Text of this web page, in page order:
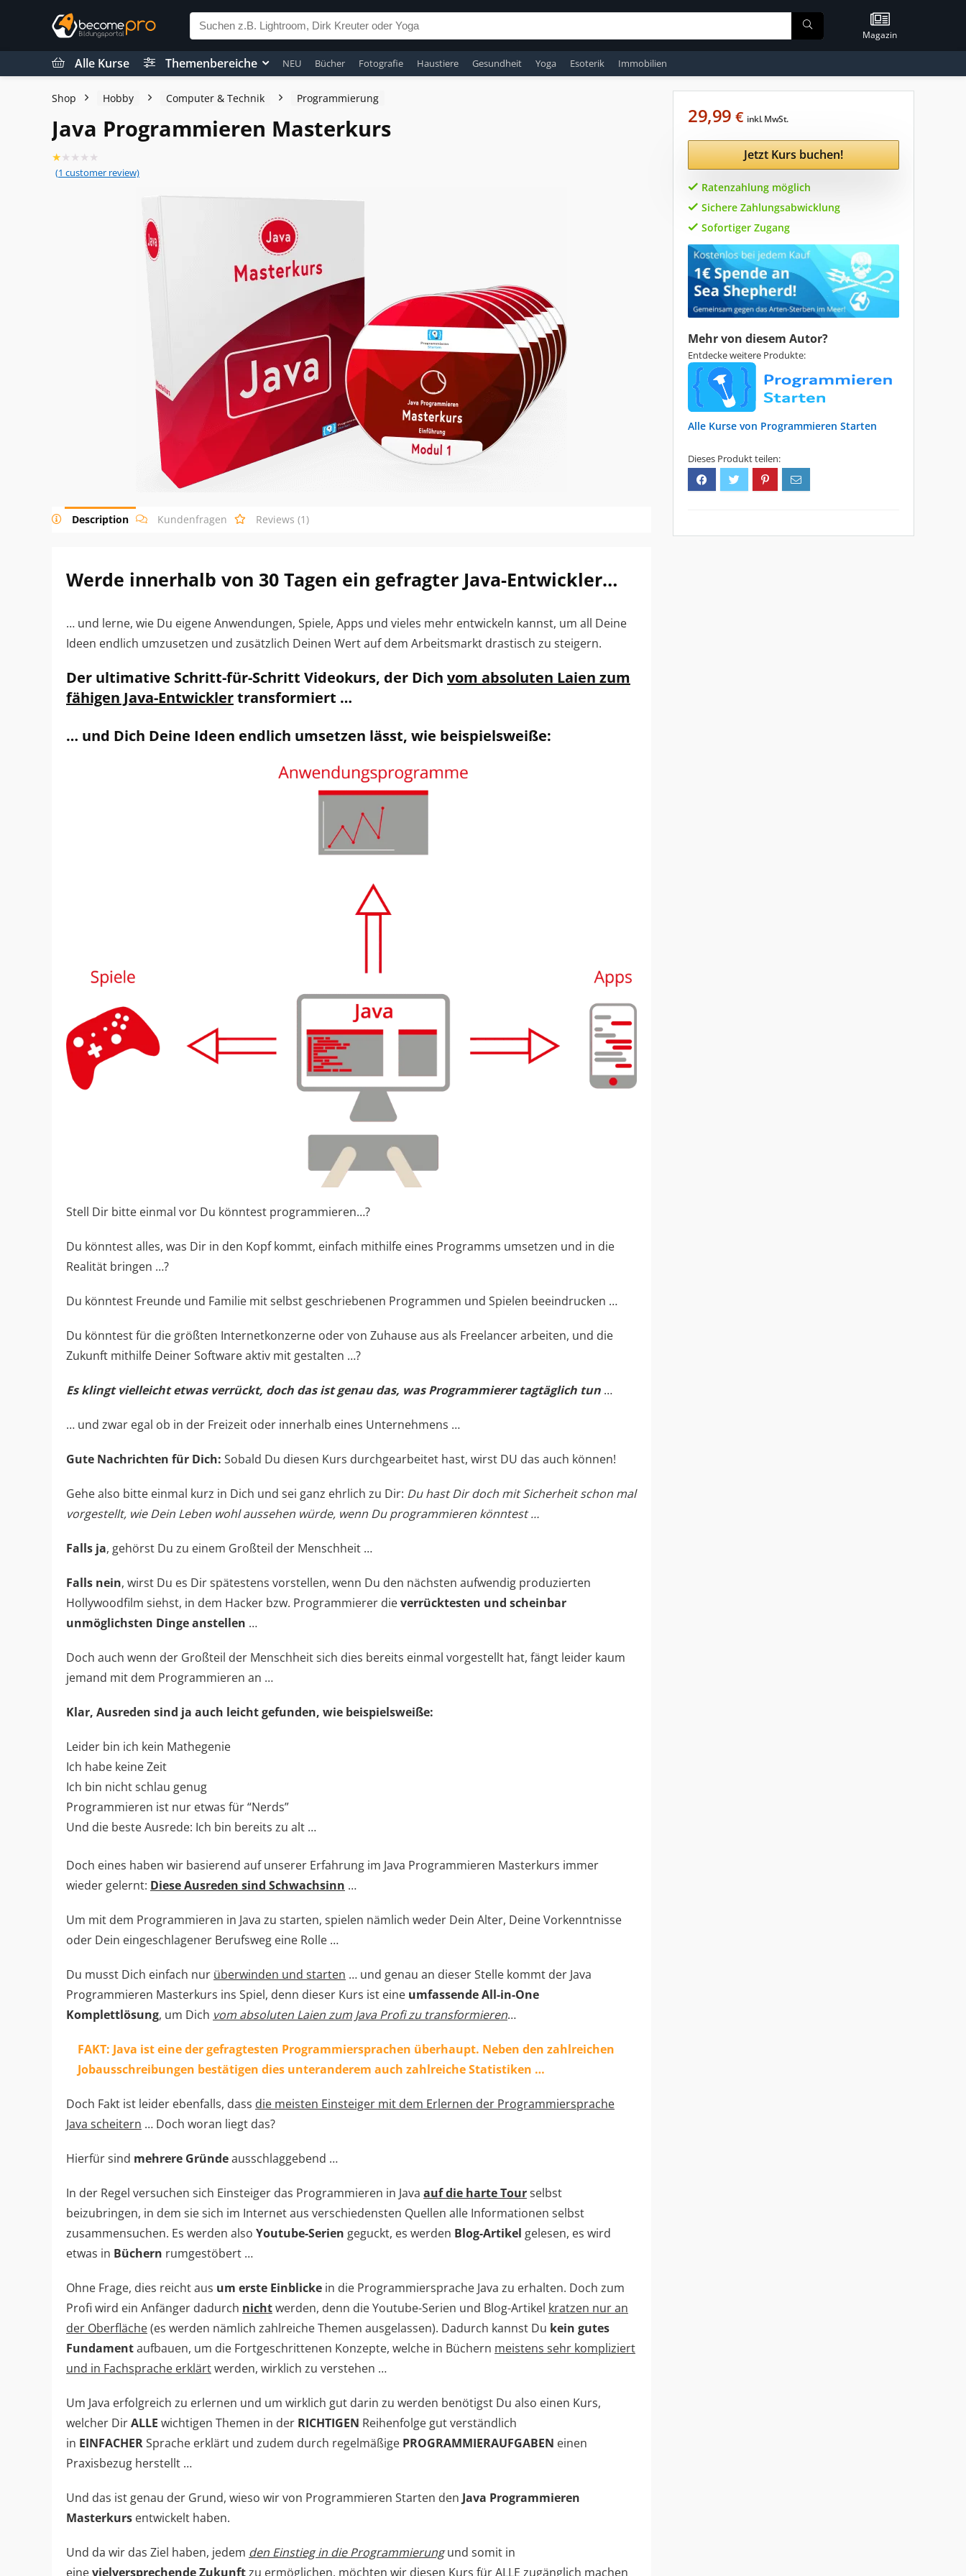
Magazin
Alle Kurse Themenbereiche NEU Bücher Fotografie Haustiere Gesundheit Yoga Esoterik Immobilien
Shop Hobby Computer & Technik Programmierung
Java Programmieren Masterkurs
★ ★ ★ ★ ★
(1 customer review)
Description Kundenfragen Reviews (1)
Werde innerhalb von 30 Tagen ein gefragter Java-Entwickler…
… und lerne, wie Du eigene Anwendungen, Spiele, Apps und vieles mehr entwickeln kannst, um all Deine
Ideen endlich umzusetzen und zusätzlich Deinen Wert auf dem Arbeitsmarkt drastisch zu steigern.
Der ultimative Schritt-für-Schritt Videokurs, der Dich vom absoluten Laien zum
fähigen Java-Entwicklertransformiert …
… und Dich Deine Ideen endlich umsetzen lässt, wie beispielsweiße:
Stell Dir bitte einmal vor Du könntest programmieren…?
Du könntest alles, was Dir in den Kopf kommt, einfach mithilfe eines Programms umsetzen und in die
Realität bringen …?
Du könntest Freunde und Familie mit selbst geschriebenen Programmen und Spielen beeindrucken …
Du könntest für die größten Internetkonzerne oder von Zuhause aus als Freelancer arbeiten, und die
Zukunft mithilfe Deiner Software aktiv mit gestalten …?
Es klingt vielleicht etwas verrückt, doch das ist genau das, was Programmierer tagtäglich tun …
… und zwar egal ob in der Freizeit oder innerhalb eines Unternehmens …
Gute Nachrichten für Dich: Sobald Du diesen Kurs durchgearbeitet hast, wirst DU das auch können!
Gehe also bitte einmal kurz in Dich und sei ganz ehrlich zu Dir: Du hast Dir doch mit Sicherheit schon mal
vorgestellt, wie Dein Leben wohl aussehen würde, wenn Du programmieren könntest …
Falls ja, gehörst Du zu einem Großteil der Menschheit …
Falls nein, wirst Du es Dir spätestens vorstellen, wenn Du den nächsten aufwendig produzierten
Hollywoodfilm siehst, in dem Hacker bzw. Programmierer dieverrücktesten und scheinbar
unmöglichsten Dinge anstellen …
Doch auch wenn der Großteil der Menschheit sich dies bereits einmal vorgestellt hat, fängt leider kaum
jemand mit dem Programmieren an …
Klar, Ausreden sind ja auch leicht gefunden, wie beispielsweiße:
Leider bin ich kein Mathegenie
Ich habe keine Zeit
Ich bin nicht schlau genug
Programmieren ist nur etwas für “Nerds”
Und die beste Ausrede: Ich bin bereits zu alt …
Doch eines haben wir basierend auf unserer Erfahrung im Java Programmieren Masterkurs immer
wieder gelernt: Diese Ausreden sind Schwachsinn …
Um mit dem Programmieren in Java zu starten, spielen nämlich weder Dein Alter, Deine Vorkenntnisse
oder Dein eingeschlagener Berufsweg eine Rolle …
Du musst Dich einfach nur überwinden und starten … und genau an dieser Stelle kommt der Java
Programmieren Masterkurs ins Spiel, denn dieser Kurs ist eine umfassende All-in-One
Komplettlösung, um Dich vom absoluten Laien zum Java Profi zu transformieren…
FAKT: Java ist eine der gefragtesten Programmiersprachen überhaupt. Neben den zahlreichen
Jobausschreibungen bestätigen dies unteranderem auch zahlreiche Statistiken …
Doch Fakt ist leider ebenfalls, dass die meisten Einsteiger mit dem Erlernen der Programmiersprache
Java scheitern … Doch woran liegt das?
Hierfür sind mehrere Gründeausschlaggebend …
In der Regel versuchen sich Einsteiger das Programmieren in Java auf die harte Tourselbst
beizubringen, in dem sie sich im Internet aus verschiedensten Quellen alle Informationen selbst
zusammensuchen. Es werden also Youtube-Serien geguckt, es werden Blog-Artikel gelesen, es wird
etwas in Büchern rumgestöbert …
Ohne Frage, dies reicht aus um erste Einblicke in die Programmiersprache Java zu erhalten. Doch zum
Profi wird ein Anfänger dadurch nichtwerden, denn die Youtube-Serien und Blog-Artikel kratzen nur an
der Oberfläche(es werden nämlich zahlreiche Themen ausgelassen). Dadurch kannst Du kein gutes
Fundamentaufbauen, um die Fortgeschrittenen Konzepte, welche in Büchern meistens sehr kompliziert
und in Fachsprache erklärtwerden, wirklich zu verstehen …
Um Java erfolgreich zu erlernen und um wirklich gut darin zu werden benötigst Du also einen Kurs,
welcher DirALLE wichtigen Themen in der RICHTIGEN Reihenfolge gut verständlich
in EINFACHERSprache erklärt und zudem durch regelmäßige PROGRAMMIERAUFGABEN einen
Praxisbezug herstellt …
Und das ist genau der Grund, wieso wir von Programmieren Starten den Java Programmieren
Masterkurs entwickelt haben.
Und da wir das Ziel haben, jedem den Einstieg in die Programmierungund somit in
einevielversprechende Zukunft zu ermöglichen, möchten wir diesen Kurs für ALLE zugänglich machen
29,99 € inkl. MwSt.
Jetzt Kurs buchen!
Ratenzahlung möglich
Sichere Zahlungsabwicklung
Sofortiger Zugang
Mehr von diesem Autor?
Entdecke weitere Produkte:
Programmieren Starten